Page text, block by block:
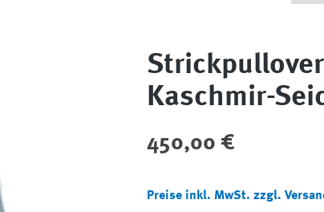
Strickpullover
Kaschmir-
Regulärer Preis:
450,00 €
Preise inkl. MwSt. zzgl.